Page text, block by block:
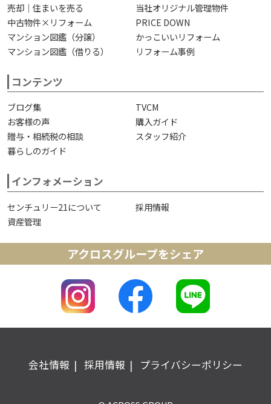
売却｜住まいを売る
当社オリジナル管理物件
中古物件×リフォーム
PRICE DOWN
マンション図鑑（分譲）
かっこいいリフォーム
マンション図鑑（借りる）
リフォーム事例
コンテンツ
ブログ集
TVCM
お客様の声
購入ガイド
贈与・相続税の相談
スタッフ紹介
暮らしのガイド
インフォメーション
センチュリー21について
採用情報
資産管理
アクロスグループをシェア
会社情報 採用情報 プライバシーポリシー